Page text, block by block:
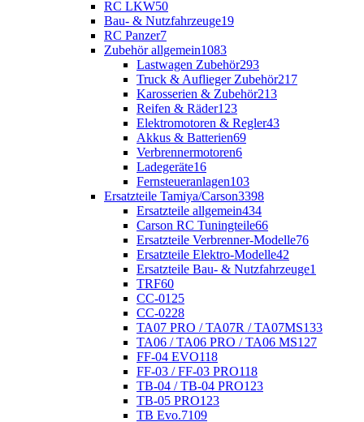
RC LKW50
Bau- & Nutzfahrzeuge19
RC Panzer7
Zubehör allgemein1083
Lastwagen Zubehör293
Truck & Auflieger Zubehör217
Karosserien & Zubehör213
Reifen & Räder123
Elektromotoren & Regler43
Akkus & Batterien69
Verbrennermotoren6
Ladegeräte16
Fernsteueranlagen103
Ersatzteile Tamiya/Carson3398
Ersatzteile allgemein434
Carson RC Tuningteile66
Ersatzteile Verbrenner-Modelle76
Ersatzteile Elektro-Modelle42
Ersatzteile Bau- & Nutzfahrzeuge1
TRF60
CC-01 25
CC-0228
TA07 PRO / TA07R / TA07MS133
TA06 / TA06 PRO / TA06 MS127
FF-04 EVO118
FF-03 / FF-03 PRO118
TB-04 / TB-04 PRO123
TB-05 PRO123
TB Evo.7109